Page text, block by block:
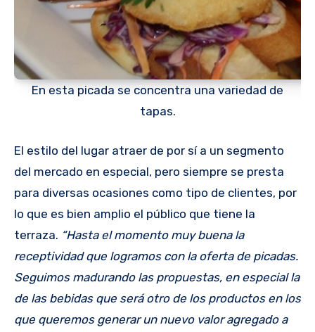
En esta picada se concentra una variedad de
tapas.
El estilo del lugar atraer de por sí a un segmento
del mercado en especial, pero siempre se presta
para diversas ocasiones como tipo de clientes, por
lo que es bien amplio el público que tiene la
terraza. “Hasta el momento muy buena la
receptividad que logramos con la oferta de picadas.
Seguimos madurando las propuestas, en especial la
de las bebidas que será otro de los productos en los
que queremos generar un nuevo valor agregado a